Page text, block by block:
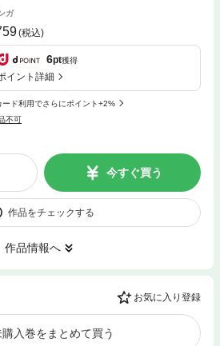
ガ
(税込)
6pt獲得
イント詳細
ード利用でさらにポイント+2%
不可
今すぐ買う
作品をチェックする
作品情報へ
お気に入り登録
購入巻をまとめて買う